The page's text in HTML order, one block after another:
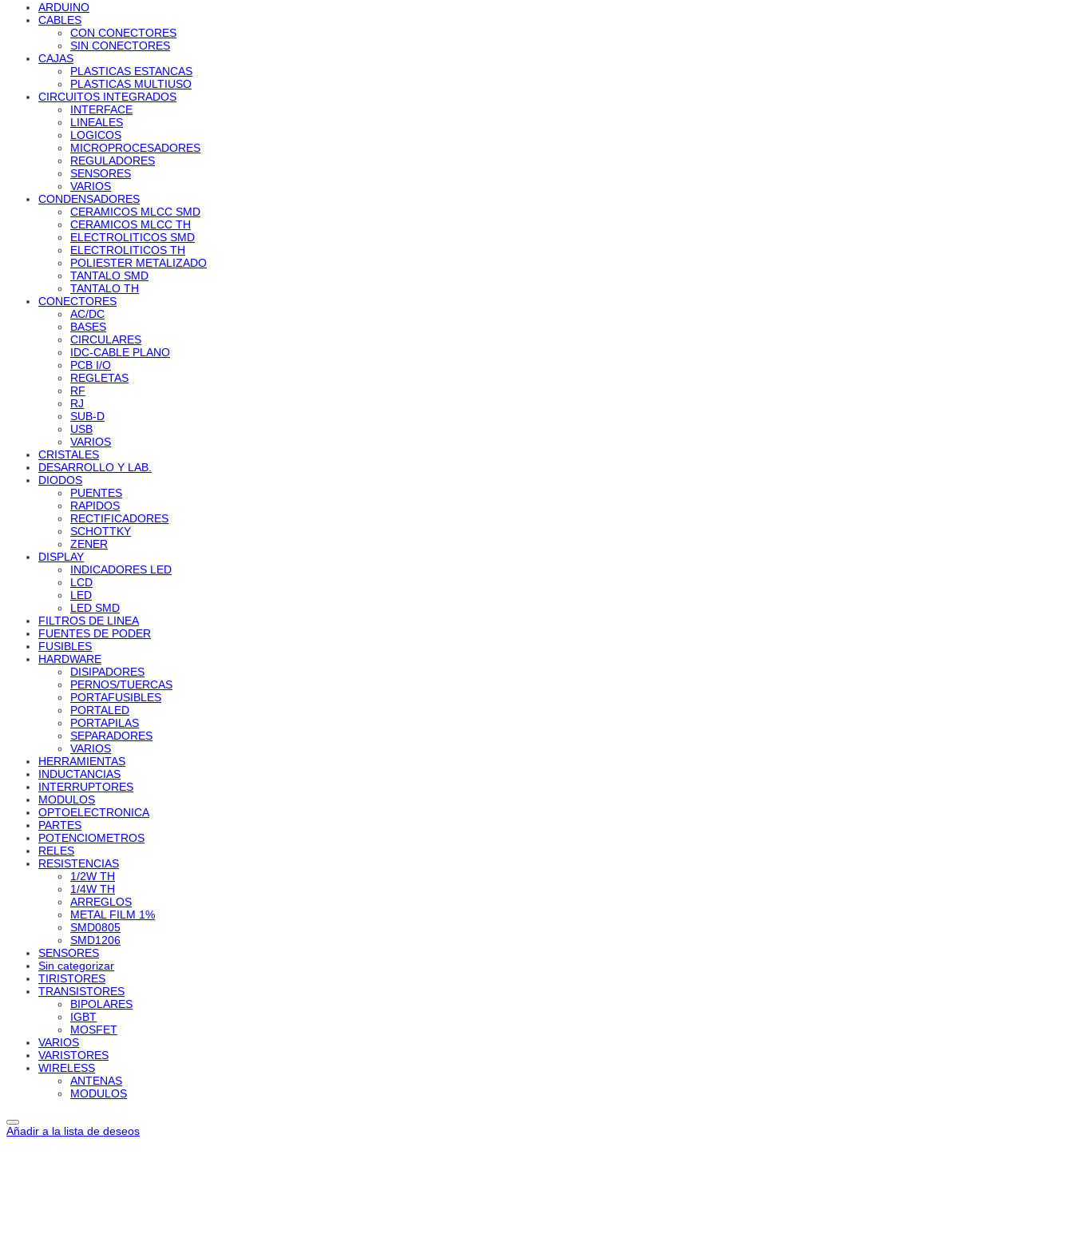
ARDUINO
CABLES
CON CONECTORES
SIN CONECTORES
CAJAS
PLASTICAS ESTANCAS
PLASTICAS MULTIUSO
CIRCUITOS INTEGRADOS
INTERFACE
LINEALES
LOGICOS
MICROPROCESADORES
REGULADORES
SENSORES
VARIOS
CONDENSADORES
CERAMICOS MLCC SMD
CERAMICOS MLCC TH
ELECTROLITICOS SMD
ELECTROLITICOS TH
POLIESTER METALIZADO
TANTALO SMD
TANTALO TH
CONECTORES
AC/DC
BASES
CIRCULARES
IDC-CABLE PLANO
PCB I/O
REGLETAS
RF
RJ
SUB-D
USB
VARIOS
CRISTALES
DESARROLLO Y LAB.
DIODOS
PUENTES
RAPIDOS
RECTIFICADORES
SCHOTTKY
ZENER
DISPLAY
INDICADORES LED
LCD
LED
LED SMD
FILTROS DE LINEA
FUENTES DE PODER
FUSIBLES
HARDWARE
DISIPADORES
PERNOS/TUERCAS
PORTAFUSIBLES
PORTALED
PORTAPILAS
SEPARADORES
VARIOS
HERRAMIENTAS
INDUCTANCIAS
INTERRUPTORES
MODULOS
OPTOELECTRONICA
PARTES
POTENCIOMETROS
RELES
RESISTENCIAS
1/2W TH
1/4W TH
ARREGLOS
METAL FILM 1%
SMD0805
SMD1206
SENSORES
Sin categorizar
TIRISTORES
TRANSISTORES
BIPOLARES
IGBT
MOSFET
VARIOS
VARISTORES
WIRELESS
ANTENAS
MODULOS
Añadir a la lista de deseos